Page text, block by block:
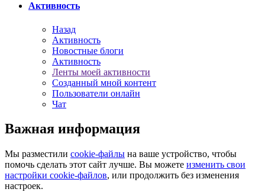
Активность
Назад
Активность
Новостные блоги
Активность
Ленты моей активности
Созданный мной контент
Пользователи онлайн
Чат
Важная информация
Мы разместили cookie-файлы на ваше устройство, чтобы
помочь сделать этот сайт лучше. Вы можете изменить свои
настройки cookie-файлов, или продолжить без изменения
настроек.